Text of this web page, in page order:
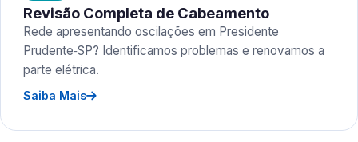
Revisão Completa de Cabeamento
Rede apresentando oscilações em Presidente
Prudente‑SP? Identificamos problemas e renovamos a
parte elétrica.
Saiba Mais